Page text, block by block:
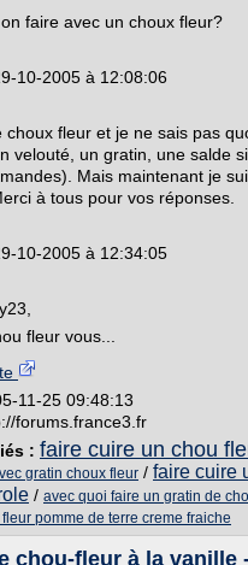
faire avec un choux fleur?
10-2005 à 12:08:06
choux fleur et je ne sais pas
velouté, un gratin, une salde
Mais maintenant je
à tous pour vos réponses.
10-2005 à 12:34:05
fleur vous...
11-25 09:48:13
forums.france3.fr
: faire cuire un chou
gratin choux fleur / faire cuire
/ avec quoi faire un gratin de
pomme de terre creme fraiche
chou-fleur à la vanille